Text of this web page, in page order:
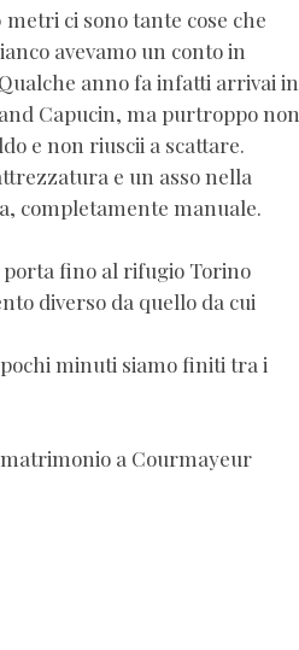
ci sono tante cose che
avevamo un conto in
anno fa infatti arrivai in
Capucin, ma purtroppo non
e non riuscii a scattare.
e un asso nella
completamente manuale.
porta fino al rifugio Torino
diverso da quello da cui
minuti siamo finiti tra i
a Courmayeur